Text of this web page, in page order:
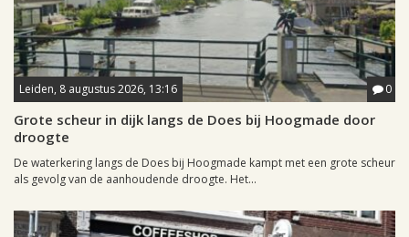
Leiden, 8 augustus 2026, 13:16 0
Grote scheur in dijk langs de Does bij Hoogmade door
droogte
De waterkering langs de Does bij Hoogmade kampt met een grote scheur
als gevolg van de aanhoudende droogte. Het...